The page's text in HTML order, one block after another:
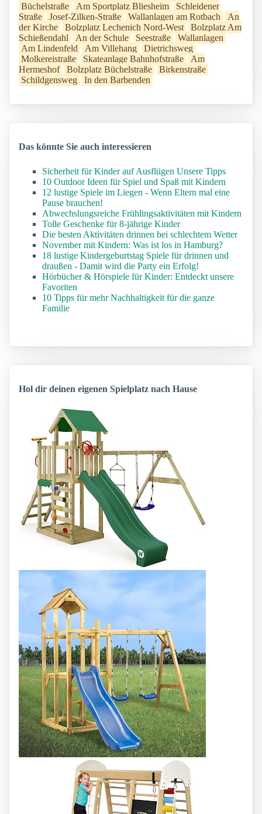
Büchelstraße
Am Sportplatz Bliesheim
Schleidener
Straße
Josef-Zilken-Straße Wallanlagen am Rotbach
An
der Kirche
Bolzplatz Lechenich Nord-West
Bolzplatz Am
Schießendahl
An der Schule Seestraße
Wallanlagen
Am Lindenfeld
Am Villehang
Dietrichsweg
Molkereistraße
Skateanlage Bahnhofstraße
Am
Hermeshof
Bolzplatz Büchelstraße
Birkenstraße
Schildgensweg
In den Barbenden
Das könnte Sie auch interessieren
Sicherheit für Kinder auf Ausflügen Unsere Tipps
10 Outdoor Ideen für Spiel und Spaß mit Kindern
12 lustige Spiele im Liegen - Wenn Eltern mal eine
Pause brauchen!
Abwechslungsreiche Frühlingsaktivitäten mit Kindern
Tolle Geschenke für 8-jährige Kinder
Die besten Aktivitäten drinnen bei schlechtem Wetter
November mit Kindern: Was ist los in Hamburg?
18 lustige Kindergeburtstag Spiele für drinnen und
draußen - Damit wird die Party ein Erfolg!
Hörbücher & Hörspiele für Kinder: Entdeckt unsere
Favoriten
10 Tipps für mehr Nachhaltigkeit für die ganze
Familie
Hol dir deinen eigenen Spielplatz nach Hause